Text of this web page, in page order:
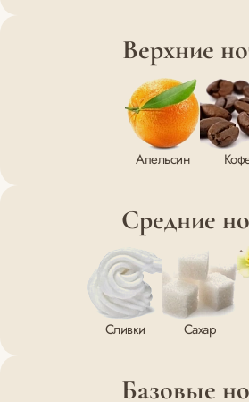
Верхние
Апельсин
Средние
Сливки Сахар
Базовые